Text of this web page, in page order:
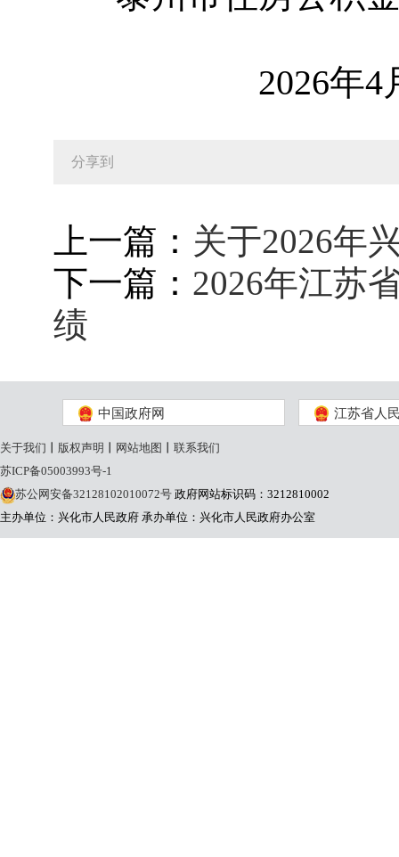
2026年4月
分享到
上一篇： 关于2026年
下一篇： 2026年江苏
绩
中国政府网 江苏省人
关于我们 版权声明 网站地图
联系我们
苏ICP备05003993号-1
苏公网安备32128102010072号 政府网站标识码：3212810002
主办单位：兴化市人民政府 承办单位：兴化市人民政府办公室